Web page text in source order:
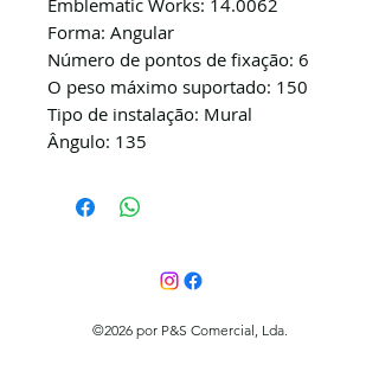
Emblematic Works: 14.0062
Forma: Angular
Número de pontos de fixação: 6
O peso máximo suportado: 150
Tipo de instalação: Mural
Ângulo: 135
©2026 por P&S Comercial, Lda.